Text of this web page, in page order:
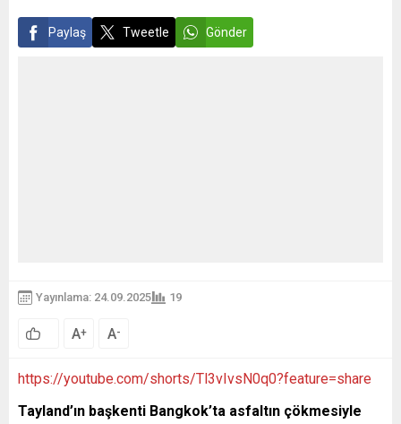
Paylaş Tweetle Gönder
Yayınlama: 24.09.2025 19
A+ A-
https://youtube.com/shorts/Tl3vIvsN0q0?feature=share
Tayland’ın başkenti Bangkok’ta asfaltın çökmesiyle